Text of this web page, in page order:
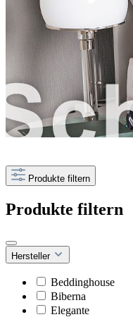
Produkte filtern
Produkte filtern
Hersteller
Beddinghouse
Biberna
Elegante